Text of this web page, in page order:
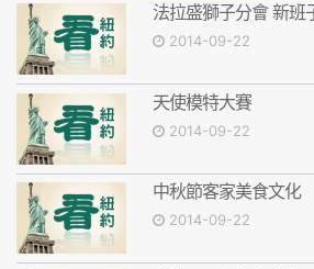
法拉盛獅子分會 新班
2014-09-22
天使模特大賽
2014-09-22
中秋節客家美食文化
2014-09-22